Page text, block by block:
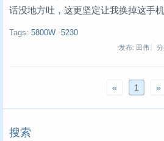
话没地方吐，这更坚定让我换掉这手
Tags: 5800W 5230
发布: 田伟
« 1 »
搜索